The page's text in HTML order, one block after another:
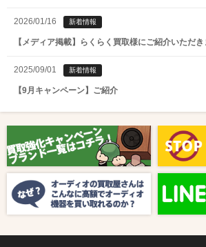
2026/01/16 新着情報
【メディア掲載】らくらく買取様にご紹介いただき
2025/09/01 新着情報
【9月キャンペーン】ご紹介
【8月キャンペーン】ご紹介
2024/10/04 新着情報
【ラジオ番組放送のお知らせ】